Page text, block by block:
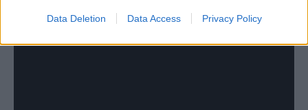
Data Deletion Data Access Privacy Policy